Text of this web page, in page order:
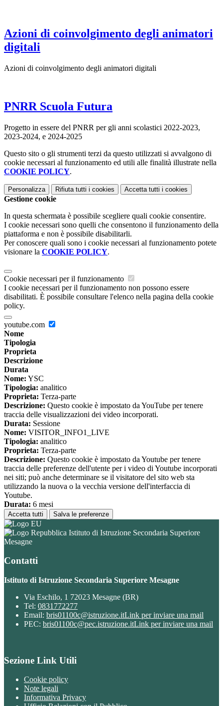
Azioni di coinvolgimento degli animatori
digitali
Azioni di coinvolgimento degli animatori digitali
PNRR Scuola Futura
Progetto in essere del PNRR per gli anni scolastici 2022-2023,
2023-2024, e 2024-2025
Questo sito o gli strumenti terzi da questo utilizzati si avvalgono di
cookie necessari al funzionamento ed utili alle finalità illustrate nella
COOKIE POLICY.
Personalizza Rifiuta tutti i cookies Accetta tutti i cookies
Gestione cookie
In questa schermata è possibile scegliere quali cookie consentire.
I cookie necessari sono quelli che consentono il funzionamento della
piattaforma e non è possibile disabilitarli.
Per conoscere quali sono i cookie necessari al funzionamento potete
visionare la COOKIE POLICY.
Cookie necessari per il funzionamento
I cookie necessari per il funzionamento non possono essere
disabilitati. È possibile consultare l'elenco nella pagina della cookie
policy.
youtube.com
Nome
Tipologia
Proprieta
Descrizione
Durata
Nome: YSC
Tipologia: analitico
Proprieta: Terza-parte
Descrizione: Questo cookie è impostato da YouTube per tenere
traccia delle visualizzazioni dei video incorporati.
Durata: Sessione
Nome: VISITOR_INFO1_LIVE
Tipologia: analitico
Proprieta: Terza-parte
Descrizione: Questo cookie è impostato da Youtube per tenere
traccia delle preferenze dell'utente per i video di Youtube incorporati
nei siti; può anche determinare se il visitatore del sito web sta
utilizzando la nuova o la vecchia versione dell'interfaccia di
Youtube.
Durata: 6 mesi
Accetta tutti Salva le preferenze
Istituto di Istruzione Secondaria Superiore
Mesagne
Contatti
Istituto di Istruzione Secondaria Superiore Mesagne
Via Eschilo, 1 72023 Mesagne (BR)
Tel: 0831772277
Email: bris01100c@istruzione.itLink per inviare una mail
PEC: bris01100c@pec.istruzione.itLink per inviare una mail
Sezione Link Utili
Cookie policy
Note legali
Informativa Privacy